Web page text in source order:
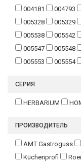
004181
004793
005328
005329
005538
005542
005547
005548
005553
005554
СЕРИЯ
HERBARIUM
ПРОИЗВОДИТЕЛЬ
AMT Gastroguss
Küchenprofi